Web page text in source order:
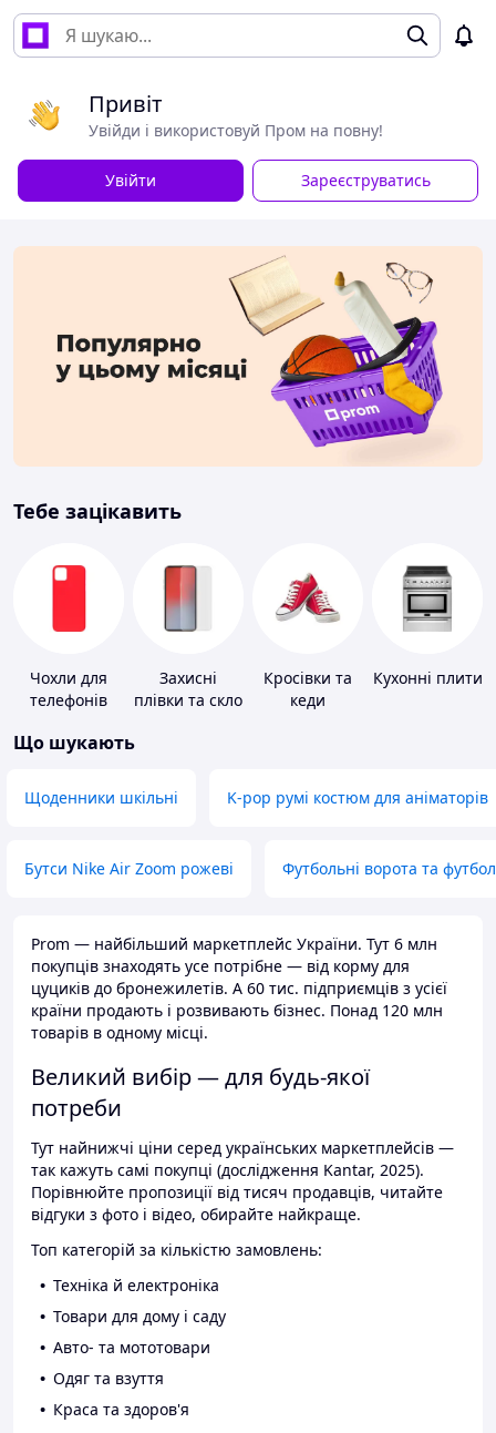
Привіт
Увійди і використовуй Пром на повну!
Увійти Зареєструватись
Тебе зацікавить
Чохли для
телефонів
Захисні
плівки та скло
Кросівки та
кеди
Кухонні плити
Що шукають
Щоденники шкільні K-pop румі костюм для аніматорів
Бутси Nike Air Zoom рожеві Футбольні ворота та
Prom — найбільший маркетплейс України. Тут 6 млн
покупців знаходять усе потрібне — від корму для
цуциків до бронежилетів. А 60 тис. підприємців з усієї
країни продають і розвивають бізнес. Понад 120 млн
товарів в одному місці.
Великий вибір — для будь-якої
потреби
Тут найнижчі ціни серед українських маркетплейсів —
так кажуть самі покупці (дослідження Kantar, 2025).
Порівнюйте пропозиції від тисяч продавців, читайте
відгуки з фото і відео, обирайте найкраще.
Топ категорій за кількістю замовлень:
Техніка й електроніка
Товари для дому і саду
Авто- та мототовари
Одяг та взуття
Краса та здоров'я